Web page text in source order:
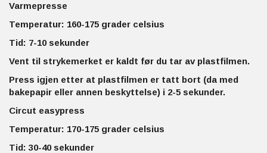
Varmepresse
Temperatur: 160-175 grader celsius
Tid: 7-10 sekunder
Vent til strykemerket er kaldt før du tar av plastfilmen.
Press igjen etter at plastfilmen er tatt bort (da med
bakepapir eller annen beskyttelse) i 2-5 sekunder.
Circut easypress
Temperatur: 170-175 grader celsius
Tid: 30-40 sekunder